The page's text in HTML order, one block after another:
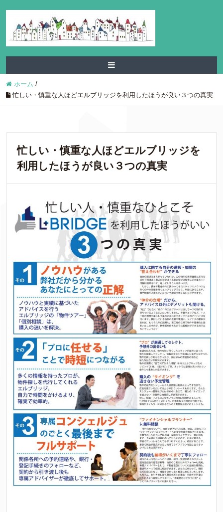
ホーム /
忙しい・慎重な人ほどエルブリッジを利用したほうが良い３つの真実
忙しい・慎重な人ほどエルブリッジを
利用したほうが良い３つの真実